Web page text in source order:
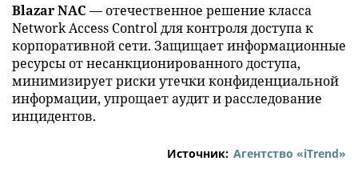
Blazar NAC — отечественное решение класса
Network Access Control для контроля доступа к
корпоративной сети. Защищает информационные
ресурсы от несанкционированного доступа,
минимизирует риски утечки конфиденциальной
информации, упрощает аудит и расследование
инцидентов.
Источник: Агентство «iTrend»